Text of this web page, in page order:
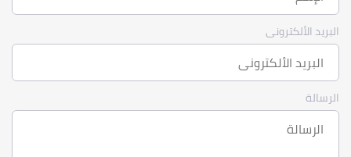
البريد الألكترونى
الرسالة